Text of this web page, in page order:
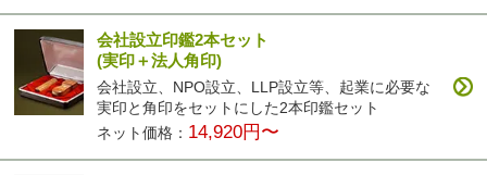
会社設立印鑑2本セット
(実印＋法人角印)
会社設立、NPO設立、LLP設立等、起業に必要な
実印と角印をセットにした2本印鑑セット
ネット価格： 14,920円〜